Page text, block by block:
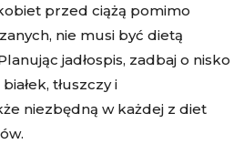
przed ciążą pomimo
nie musi być dietą
jadłospis, zadbaj o nisko
tłuszczy i
niezbędną w każdej z diet